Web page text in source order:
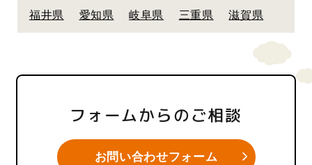
福井県 愛知県 岐阜県 三重県 滋賀県
フォームからのご相談
お問い合わせフォーム